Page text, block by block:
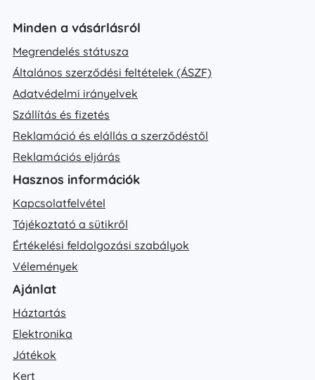
Minden a vásárlásról
Megrendelés státusza
Általános szerződési feltételek (ÁSZF)
Adatvédelmi irányelvek
Szállítás és fizetés
Reklamáció és elállás a szerződéstől
Reklamációs eljárás
Hasznos információk
Kapcsolatfelvétel
Tájékoztató a sütikről
Értékelési feldolgozási szabályok
Vélemények
Ajánlat
Háztartás
Elektronika
Játékok
Kert